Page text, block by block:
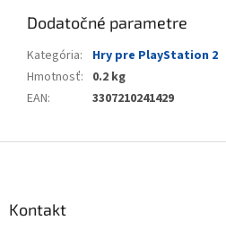
Dodatočné parametre
Kategória:
Hry pre PlayStation 2
Hmotnosť: 0.2 kg
EAN: 3307210241429
Kontakt